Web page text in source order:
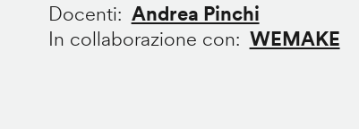
Docenti
Andrea Pinchi
In collaborazione con
WEMAKE